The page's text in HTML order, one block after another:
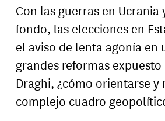
Con las guerras en Ucrania
fondo, las elecciones en
el aviso de lenta agonía en
grandes reformas
Draghi, ¿cómo orientarse y
complejo cuadro